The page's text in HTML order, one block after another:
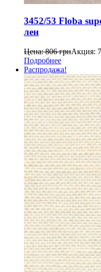
3452/53 Floba
лен
Цена:806грнАкция:
Подробнее
Распродажа!